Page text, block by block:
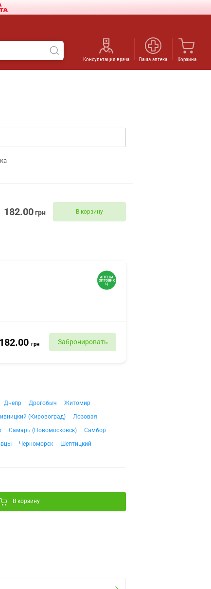
Консультация врача Ваша аптека Корзина
182.00грн В корзину
182.00 грн Забронировать
Днепр Дрогобыч
Житомир
(Кировоград)
Лозовая
Самарь (Новомосковск)
Самбор
Черноморск Шептицкий
В корзину